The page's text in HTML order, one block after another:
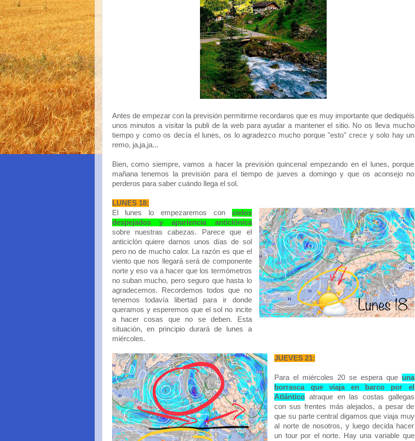
Antes de empezar con la previsión permitirme recordaros que es muy importante que dediquéis
unos minutos a visitar la publi de la web para ayudar a mantener el sitio. No os lleva mucho
tiempo y como os decía el lunes, os lo agradezco mucho porque "esto" crece y solo hay un
remo, ja,ja,ja...
Bien, como siempre, vamos a hacer la previsión quincenal empezando en el lunes, porque
mañana tenemos la previsión para el tiempo de jueves a domingo y que os aconsejo no
perderos para saber cuándo llega el sol.
LUNES 18:
El lunes lo empezaremos con cielos
despejados y apariencia anticlónica
sobre nuestras cabezas. Parece que el
anticiclón quiere darnos unos días de sol
pero no de mucho calor. La razón es que el
viento que nos llegará será de componente
norte y eso va a hacer que los termómetros
no suban mucho, pero seguro que hasta lo
agradecemos. Recordemos todos que no
tenemos todavía libertad para ir donde
queramos y esperemos que el sol no incite
a hacer cosas que no se deben. Esta
situación, en principio durará de lunes a
miércoles.
JUEVES 21:
Para el miércoles 20 se espera que una
borrasca que viaja en barco por el
Atlántico atraque en las costas gallegas
con sus frentes más alejados, a pesar de
que su parte central digamos que viaja muy
al norte de nosotros, y luego decida hacer
un tour por el norte. Hay una variable que